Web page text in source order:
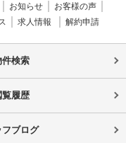
お知らせ
お客様の声
求人情報 解約申請
件検索
覧履歴
フブログ